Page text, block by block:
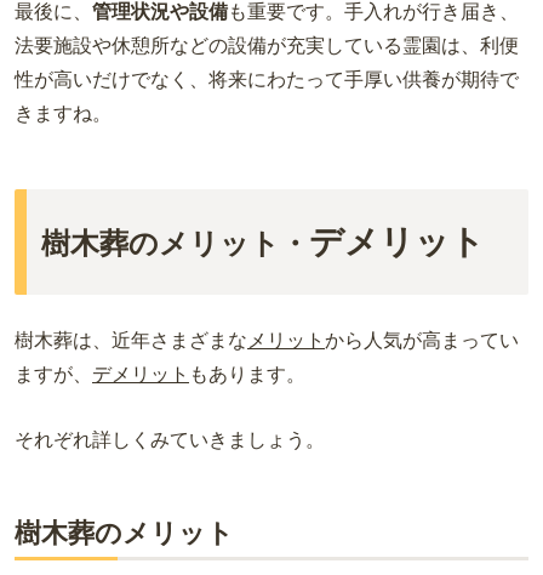
最後に、 管理状況や設備も重要です。手入れが行き届き、
法要施設や休憩所などの設備が充実している霊園は、利便
性が高いだけでなく、将来にわたって手厚い供養が期待で
きますね。
樹木葬のメリット・ デメリット
樹木葬は、近年さまざまな メリット から人気が高まってい
ますが、 デメリット もあります。
それぞれ詳しくみていきましょう。
樹木葬のメリット